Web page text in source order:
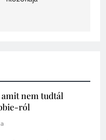
amit nem tudtál
ról